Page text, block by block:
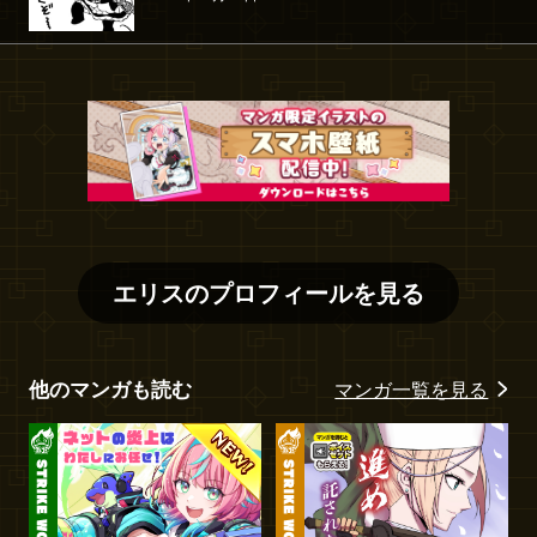
エリスのプロフィールを見る
他のマンガも読む マンガ一覧を見る